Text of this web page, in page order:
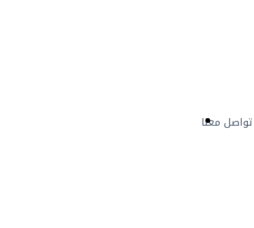
تواصل معنا